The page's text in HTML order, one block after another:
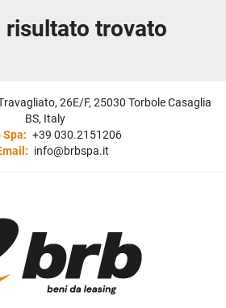
Ordina per
risultato trovato
26E/F, 25030 Torbole Casaglia
BS, Italy
Spa: +39 030.2151206
info@brbspa.it